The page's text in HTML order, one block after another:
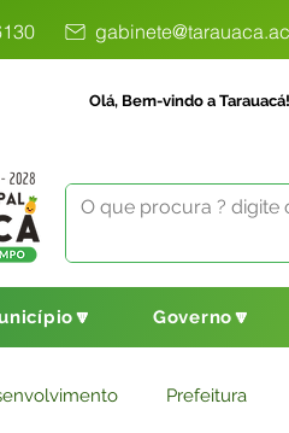
Olá, Bem-vindo a Tarauacá!
Governo🔽
Prefeitura